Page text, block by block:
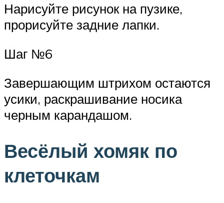
Нарисуйте рисунок на пузике,
прорисуйте задние лапки.
Шаг №6
Завершающим штрихом остаются
усики, раскрашивание носика
черным карандашом.
Весёлый хомяк по
клеточкам